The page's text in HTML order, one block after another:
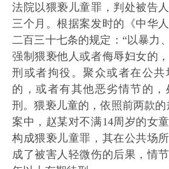
法院以猥亵儿童罪，判处被告
三个月。根据案发时的《中华
二百三十七条的规定：“以暴力
强制猥亵他人或者侮辱妇女的
刑或者拘役。聚众或者在公
的，或者有其他恶劣情节的
刑。猥亵儿童的，依照前两款
案中，赵某对不满14周岁的女
构成猥亵儿童罪，其在公共场
成了被害人轻微伤的后果，情